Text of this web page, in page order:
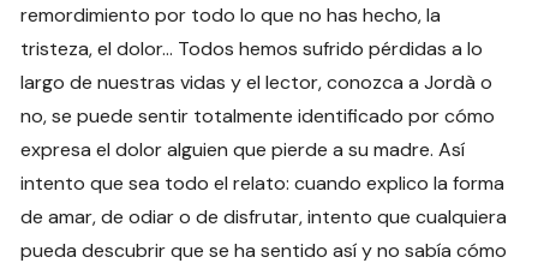
remordimiento por todo lo que no has hecho, la
tristeza, el dolor… Todos hemos sufrido pérdidas a lo
largo de nuestras vidas y el lector, conozca a Jordà o
no, se puede sentir totalmente identificado por cómo
expresa el dolor alguien que pierde a su madre. Así
intento que sea todo el relato: cuando explico la forma
de amar, de odiar o de disfrutar, intento que cualquiera
pueda descubrir que se ha sentido así y no sabía cómo